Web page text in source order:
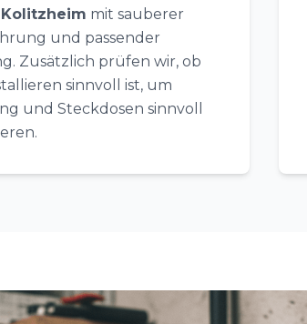
mit sauberer
und passender
Zusätzlich prüfen wir, ob
sinnvoll ist, um
und Steckdosen sinnvoll